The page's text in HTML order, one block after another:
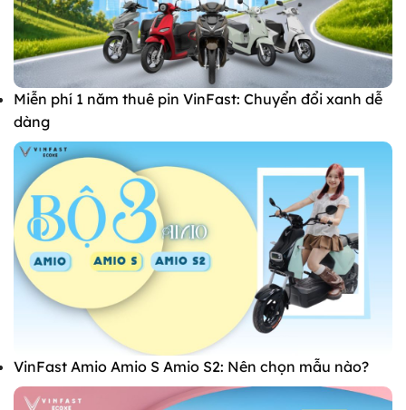
Miễn phí 1 năm thuê pin VinFast: Chuyển đổi xanh dễ
dàng
VinFast Amio Amio S Amio S2: Nên chọn mẫu nào?